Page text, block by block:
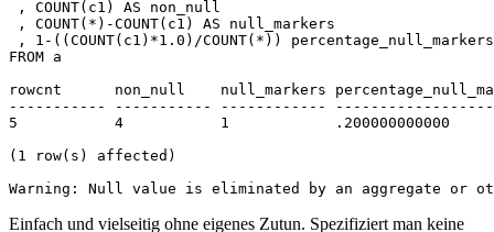
, COUNT(c1) AS non_null
, COUNT(*)-COUNT(c1) AS null_markers
, 1-((COUNT(c1)*1.0)/COUNT(*)) percentage_null_markers
FROM a
rowcnt      non_null    null_markers
----------- ----------- ------------
5           4           1            .200000000000
(1 row(s) affected)
Warning: Null value is eliminated by an aggregate or
Einfach und vielseitig ohne eigenes Zutun. Spezifiziert man keine